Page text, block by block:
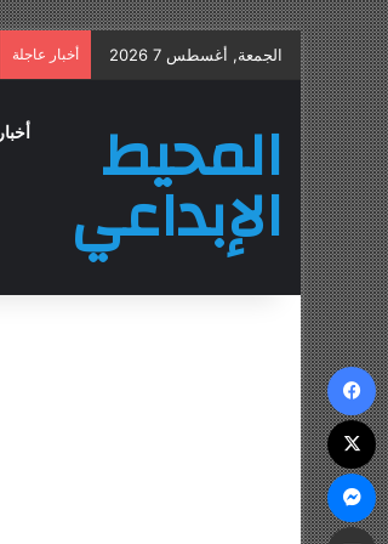
الجمعة, أغسطس 7 2026 أخبار عاجلة
المحيط
الإبداعي
أخبار
فيسبوك
‫X
ماسنجر
مشاركة عبر البريد